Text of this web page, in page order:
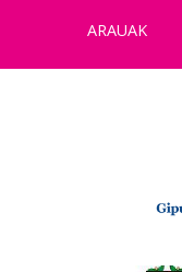
ARAUAK